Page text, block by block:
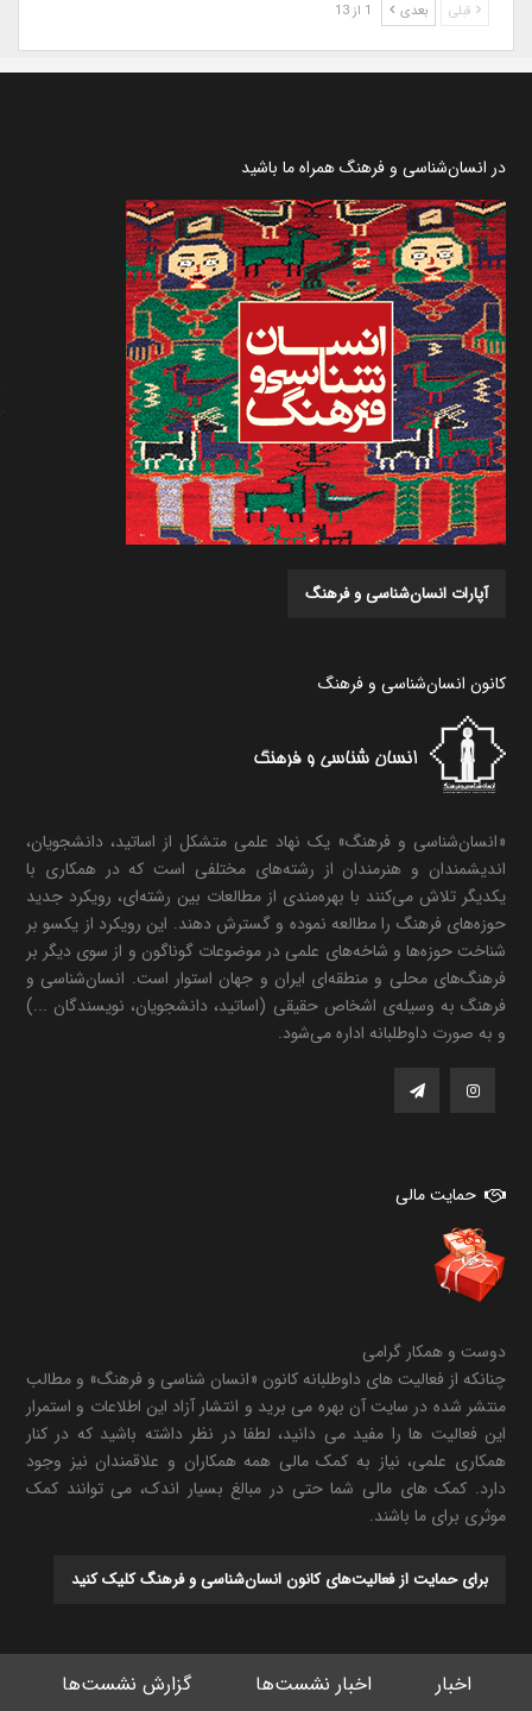
قبلی بعدی
در انسان‌شناسی و فرهنگ همراه ما باشید
آپارات انسان‌شناسی و فرهنگ
کانون انسان‌شناسی و فرهنگ
«انسان‌شناسی و فرهنگ» یک نهاد علمی متشکل از اساتید، دانشجویان،
اندیشمندان و هنرمندان از رشته‌های مختلفی است که در همکاری با
یکدیگر تلاش می‌کنند با بهره‌مندی از مطالعات بین رشته‌ای، رویکرد جدید
حوزه‌های فرهنگ را مطالعه نموده و گسترش دهند. این رویکرد از یکسو بر
شناخت حوزه‌ها و شاخه‌های علمی در موضوعات گوناگون و از سوی دیگر بر
فرهنگ‌های محلی و منطقه‌ای ایران و جهان استوار است. انسان‌شناسی و
فرهنگ به وسیله‌ی اشخاص حقیقی (اساتید، دانشجویان، نویسندگان ...)
و به صورت داوطلبانه اداره می‌شود.
حمایت مالی
دوست و همکار گرامی
چنانکه از فعالیت های داوطلبانه کانون «انسان شناسی و فرهنگ» و مطالب
منتشر شده در سایت آن بهره می برید و انتشار آزاد این اطلاعات و استمرار
این فعالیت ها را مفید می دانید، لطفا در نظر داشته باشید که در کنار
همکاری علمی، نیاز به کمک مالی همه همکاران و علاقمندان نیز وجود
دارد. کمک های مالی شما حتی در مبالغ بسیار اندک، می توانند کمک
موثری برای ما باشند.
برای حمایت از فعالیت‌های کانون انسان‌شناسی و فرهنگ کلیک کنید
اخبار اخبار نشست‌ها گزارش نشست‌ها